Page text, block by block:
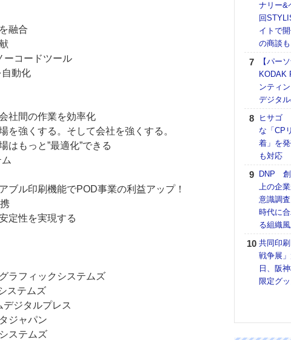
融合
ーコードツール
動化
社間の作業を効率化
強くする。そして会社を強くする。
もっと”最適化”できる
ブル印刷機能でPOD事業の利益アップ！
定性を実現する
ラフィックシステムズ
ステムズ
ジタルプレス
ジャパン
ステムズ
ナリー&
回
イトで
の商談も
【パー
KODAK
ンティ
デジタ
ヒサゴ
な「CP
着」を
も対応
DNP 創
上の企
意識調
時代に
る組織
共同印
戦争展
日、阪
限定グ